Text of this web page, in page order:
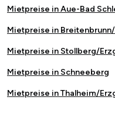
Mietpreise in Aue-Bad
Mietpreise in
Mietpreise in Stollberg/
Mietpreise in Schneeberg
Mietpreise in Thalheim/